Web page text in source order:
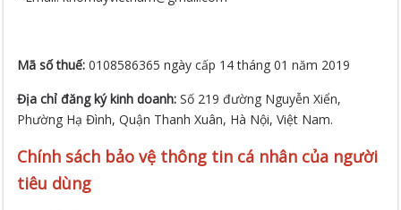
Phường Hạ Đình, Quận Thanh Xuân, Hà Nội, Việt Nam.
Chính sách bảo vệ thông tin cá nhân của người
tiêu dùng